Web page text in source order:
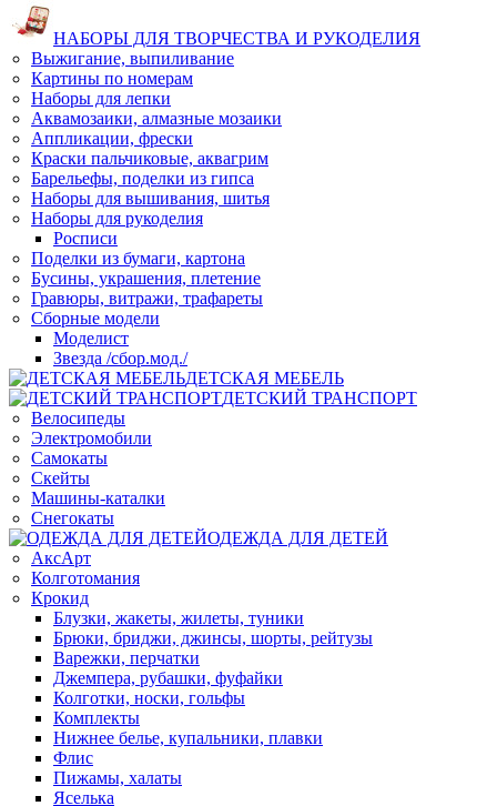
НАБОРЫ ДЛЯ ТВОРЧЕСТВА И РУКОДЕЛИЯ
Выжигание, выпиливание
Картины по номерам
Наборы для лепки
Аквамозаики, алмазные мозаики
Аппликации, фрески
Краски пальчиковые, аквагрим
Барельефы, поделки из гипса
Наборы для вышивания, шитья
Наборы для рукоделия
Росписи
Поделки из бумаги, картона
Бусины, украшения, плетение
Гравюры, витражи, трафареты
Сборные модели
Моделист
Звезда /сбор.мод./
ДЕТСКАЯ МЕБЕЛЬ
ДЕТСКИЙ ТРАНСПОРТ
Велосипеды
Электромобили
Самокаты
Скейты
Машины-каталки
Снегокаты
ОДЕЖДА ДЛЯ ДЕТЕЙ
АксАрт
Колготомания
Крокид
Блузки, жакеты, жилеты, туники
Брюки, бриджи, джинсы, шорты, рейтузы
Варежки, перчатки
Джемпера, рубашки, фуфайки
Колготки, носки, гольфы
Комплекты
Нижнее белье, купальники, плавки
Флис
Пижамы, халаты
Яселька